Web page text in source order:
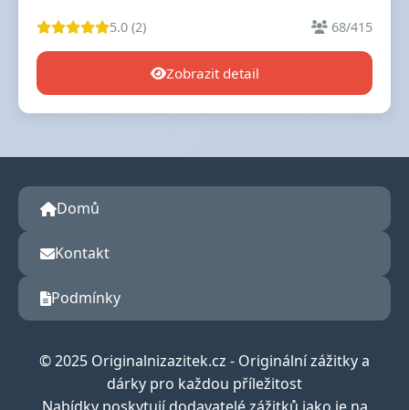
5.0 (2) 68/415
Zobrazit detail
Domů
Kontakt
Podmínky
© 2025 Originalnizazitek.cz - Originální zážitky a
dárky pro každou příležitost